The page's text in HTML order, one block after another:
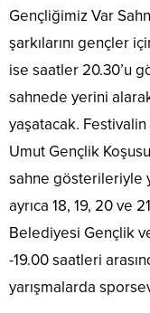
Gençliğimiz Var
şarkılarını gençler
ise saatler 20.30’u
sahnede yerini
yaşatacak. Festivalin
Umut Gençlik
sahne gösterileriyle
ayrıca 18, 19, 20 ve
Belediyesi Gençlik
-19.00 saatleri
yarışmalarda